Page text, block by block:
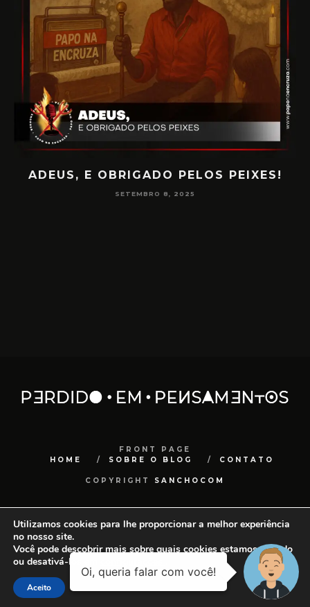
ADEUS, E OBRIGADO PELOS PEIXES!
SETEMBRO 8, 2025
FRONT PAGE
HOME
SOBRE O BLOG CONTATO
COPYRIGHT SANCHOCOM
Utilizamos cookies para lhe proporcionar a melhor experiência
no nosso site.
Você pode descobrir mais sobre quais cookies estamos usando
ou desativá-los em
Aceito